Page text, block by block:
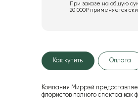
При заказе на общую
20 000₽ применяется
Как купить Оплата
Компания Миррэй
флористов полного спектра